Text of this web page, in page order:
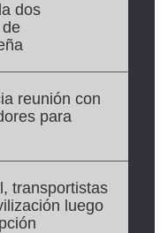
dos
reunión con
para
transportistas
luego